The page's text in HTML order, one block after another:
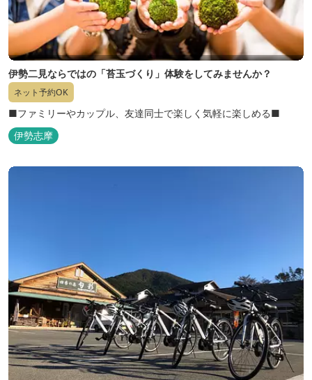
伊勢二見ならではの「苔玉づくり」体験をしてみませんか？
ネット予約OK
■ファミリーやカップル、友達同士で楽しく気軽に楽しめる■
伊勢志摩